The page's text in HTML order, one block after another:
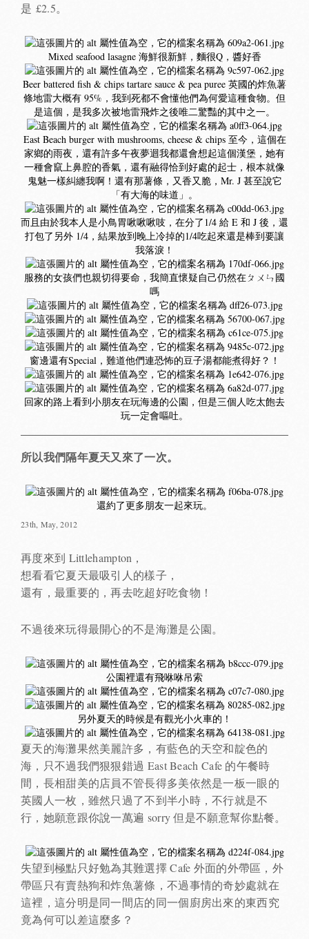
是 £2.5。
Mixed seafood lasagne 海鮮很新鮮，麵很Q，醬好香
Beer battered fish & chips tartare sauce & pea puree 英國的炸魚薯
條地雷大概有 95%，我到死都不會懂他們為何愛這種食物。但
是這個，是我多次被地雷飛炸之後唯二驚豔的其中之一。
East Beach burger with mushrooms, cheese & chips 至今，這個在
家鄉的雨夜，還有許多午夜夢迴我都還會想起這個漢堡，她有
一種會竄上鼻腔的香氣，還有融得恰到好處的起士，根本就像
鬼魅一樣糾纏我啊！還有那薯條，又香又脆，Mr. J 甚至說它
「有大海的味道」。
而且由於我本人是小鳥胃啾啾啾吱，在分了1/4 給 E 和 J 後，還
打包了另外 1/4，結果放到晚上冷掉的1/4吃起來還是棒到要讓
我落淚！
服務的女孩們也親切得要命，我簡直懷疑自己仍然在ㄆㄨㄣ國
嗎
窗邊還有Special，難道他們連恐怖的豆子湯都能煮得好？！
回家的路上看到小朋友在玩海邊的公園，但是三個人吃太飽去
玩一定會嘔吐。
所以我們隔年夏天又來了一次。
還約了更多朋友一起來玩。
23th, May, 2012
再度來到 Littlehampton，
想看看它夏天最吸引人的樣子，
還有，最重要的，再去吃超好吃食物！
不過後來玩得最開心的不是海灘是公園。
公園裡還有飛咻咻吊索
另外夏天的時候是有觀光小火車的！
夏天的海灘果然美麗許多，有藍色的天空和靛色的
海，只不過我們狠狠錯過 East Beach Cafe 的午餐時
間，長相甜美的店員不管長得多美依然是一板一眼的
英國人一枚，雖然只過了不到半小時，不行就是不
行，她願意跟你說一萬遍 sorry 但是不願意幫你點餐。
失望到極點只好勉為其難選擇 Cafe 外面的外帶區，外
帶區只有賣熱狗和炸魚薯條，不過事情的奇妙處就在
這裡，這分明是同一間店的同一個廚房出來的東西究
竟為何可以差這麼多？